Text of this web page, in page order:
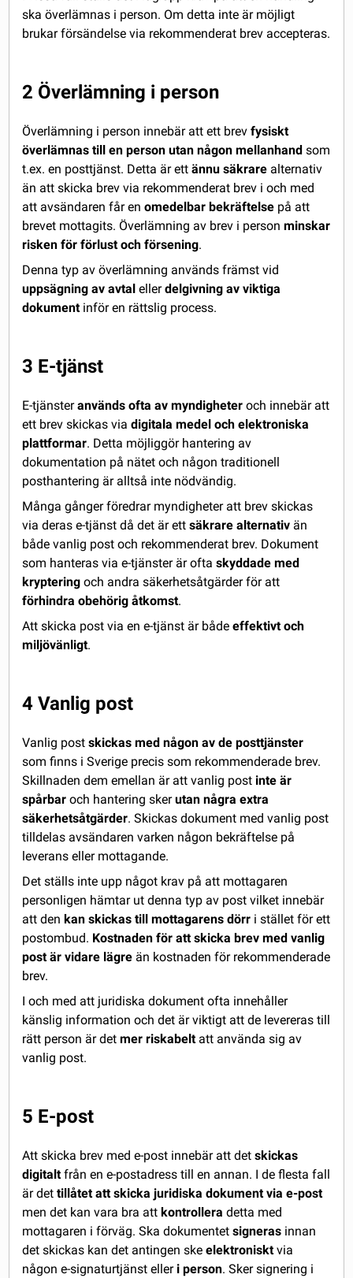
ska överlämnas i person. Om detta inte är möjligt
brukar försändelse via rekommenderat brev accepteras.
2 Överlämning i person
Överlämning i person innebär att ett brevfysiskt
överlämnas till en person utan någon mellanhand som
t.ex. en posttjänst. Detta är ettännu säkrare alternativ
än att skicka brev via rekommenderat brev i och med
att avsändaren får enomedelbar bekräftelse på att
brevet mottagits. Överlämning av brev i personminskar
risken för förlust och försening.
Denna typ av överlämning används främst vid
uppsägning av avtal ellerdelgivning av viktiga
dokument inför en rättslig process.
3 E-tjänst
E-tjänsteranvänds ofta av myndigheteroch innebär att
ett brev skickas viadigitala medel och elektroniska
plattformar. Detta möjliggör hantering av
dokumentation på nätet och någon traditionell
posthantering är alltså inte nödvändig.
Många gånger föredrar myndigheter att brev skickas
via deras e-tjänst då det är ettsäkrare alternativ än
både vanlig post och rekommenderat brev. Dokument
som hanteras via e-tjänster är oftaskyddade med
kryptering och andra säkerhetsåtgärder för att
förhindra obehörig åtkomst.
Att skicka post via en e-tjänst är bådeeffektivt och
miljövänligt.
4 Vanlig post
Vanlig postskickas med någon av de posttjänster
som finns i Sverige precis som rekommenderade brev.
Skillnaden dem emellan är att vanlig post inte är
spårbar och hantering skerutan några extra
säkerhetsåtgärder. Skickas dokument med vanlig post
tilldelas avsändaren varken någon bekräftelse på
leverans eller mottagande.
Det ställs inte upp något krav på att mottagaren
personligen hämtar ut denna typ av post vilket innebär
att denkan skickas till mottagarens dörr i stället för ett
postombud. Kostnaden för att skicka brev med vanlig
post är vidare lägre än kostnaden för rekommenderade
brev.
I och med att juridiska dokument ofta innehåller
känslig information och det är viktigt att de levereras till
rätt person är det mer riskabelt att använda sig av
vanlig post.
5 E-post
Att skicka brev med e-post innebär att detskickas
digitaltfrån en e-postadress till en annan. I de flesta fall
är dettillåtet att skicka juridiska dokument via e-post
men det kan vara bra attkontrolleradetta med
mottagaren i förväg. Ska dokumentetsigneras innan
det skickas kan det antingen skeelektronisktvia
någon e-signaturtjänst elleri person. Sker signering i